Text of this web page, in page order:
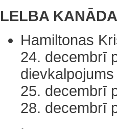
LELBA
Hamiltonas
24. decembrī
dievkalpojums
25. decembrī
28. decembrī
.